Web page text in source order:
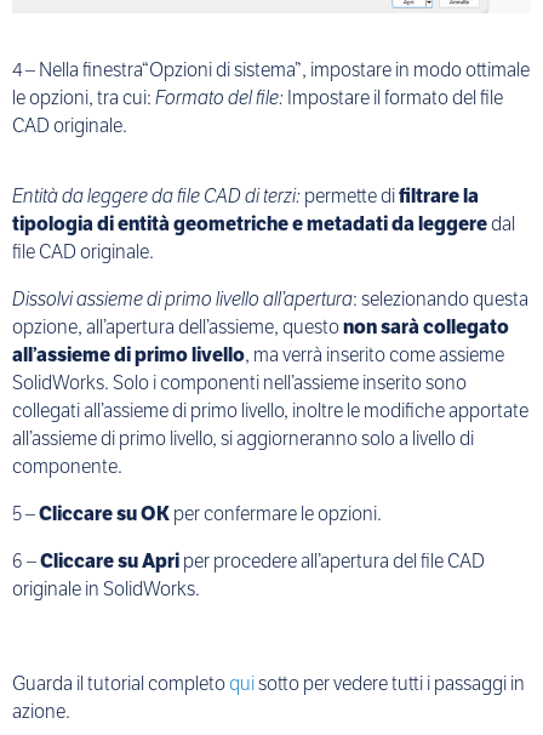
4 – Nella finestra“Opzioni di sistema”, impostare in modo ottimale
le opzioni, tra cui:Formato del file:Impostare il formato del file
CAD originale.
Entità da leggere da file CAD di terzi:permette difiltrare la
tipologia di entità geometriche e metadati da leggeredal
file CAD originale.
Dissolvi assieme di primo livello all’apertura: selezionando questa
opzione, all’apertura dell’assieme, questonon sarà collegato
all’assieme di primo livello, ma verrà inserito come assieme
SolidWorks. Solo i componenti nell’assieme inserito sono
collegati all’assieme di primo livello, inoltre le modifiche apportate
all’assieme di primo livello, si aggiorneranno solo a livello di
componente.
5 –Cliccare su OKper confermare le opzioni.
6 –Cliccare su Apriper procedere all’apertura del file CAD
originale in SolidWorks.
Guarda il tutorial completoquisotto per vedere tutti i passaggi in
azione.